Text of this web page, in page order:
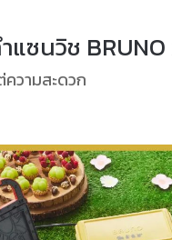
แซนวิช
วามสะดวก